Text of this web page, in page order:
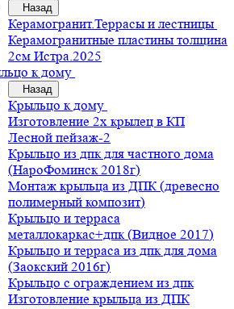
Назад
Керамогранит.Террасы и лестницы
Керамогранитные пластины толщина
2см Истра.2025
к дому
Назад
Крыльцо к дому
Изготовление 2х крылец в КП
Лесной пейзаж-2
Крыльцо из дпк для частного дома
(НароФоминск 2018г)
Монтаж крыльца из ДПК (древесно
полимерный композит)
Крыльцо и терраса
металлокаркас+дпк (Видное 2017)
Крыльцо и терраса из дпк для дома
(Заокский 2016г)
Крыльцо с ограждением из дпк
Изготовление крыльца из ДПК